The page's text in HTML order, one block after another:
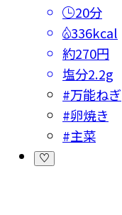
20分
336kcal
約270円
塩分2.2g
#万能ねぎ
#卵焼き
#主菜